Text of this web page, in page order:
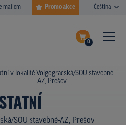
mailem Promo akce Čeština
0
Dokončit poptávku
Zobrazit nosiče na mapě
DOTAZY
NOSIČŮ
V AKCI
v lokalitě Volgogradská/SOU stavebné-
AZ, Prešov
SOU stavebné-AZ, Prešov